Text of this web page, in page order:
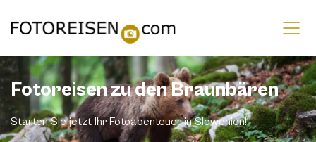
Fotoreisen zu den Braunbären
Starten Sie jetzt Ihr Fotoabenteuer in Slowenien!